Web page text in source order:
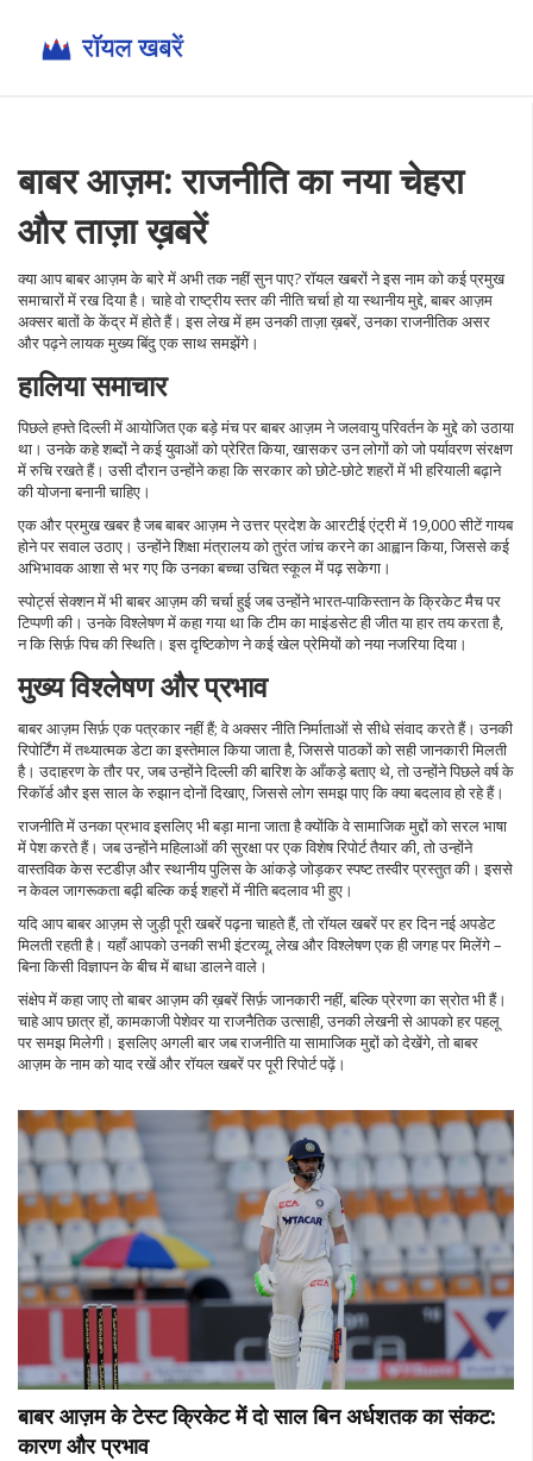
बाबर आज़म: राजनीति का नया चेहरा
और ताज़ा ख़बरें
क्या आप बाबर आज़म के बारे में अभी तक नहीं सुन पाए? रॉयल खबरों ने इस नाम को कई प्रमुख
समाचारों में रख दिया है। चाहे वो राष्ट्रीय स्तर की नीति चर्चा हो या स्थानीय मुद्दे, बाबर आज़म
अक्सर बातों के केंद्र में होते हैं। इस लेख में हम उनकी ताज़ा ख़बरें, उनका राजनीतिक असर
और पढ़ने लायक मुख्य बिंदु एक साथ समझेंगे।
हालिया समाचार
पिछले हफ्ते दिल्ली में आयोजित एक बड़े मंच पर बाबर आज़म ने जलवायु परिवर्तन के मुद्दे को उठाया
था। उनके कहे शब्दों ने कई युवाओं को प्रेरित किया, खासकर उन लोगों को जो पर्यावरण संरक्षण
में रुचि रखते हैं। उसी दौरान उन्होंने कहा कि सरकार को छोटे‑छोटे शहरों में भी हरियाली बढ़ाने
की योजना बनानी चाहिए।
एक और प्रमुख खबर है जब बाबर आज़म ने उत्तर प्रदेश के आरटीई एंट्री में 19,000 सीटें गायब
होने पर सवाल उठाए। उन्होंने शिक्षा मंत्रालय को तुरंत जांच करने का आह्वान किया, जिससे कई
अभिभावक आशा से भर गए कि उनका बच्चा उचित स्कूल में पढ़ सकेगा।
स्पोर्ट्स सेक्शन में भी बाबर आज़म की चर्चा हुई जब उन्होंने भारत‑पाकिस्तान के क्रिकेट मैच पर
टिप्पणी की। उनके विश्लेषण में कहा गया था कि टीम का माइंडसेट ही जीत या हार तय करता है,
न कि सिर्फ़ पिच की स्थिति। इस दृष्टिकोण ने कई खेल प्रेमियों को नया नजरिया दिया।
मुख्य विश्लेषण और प्रभाव
बाबर आज़म सिर्फ़ एक पत्रकार नहीं हैं; वे अक्सर नीति निर्माताओं से सीधे संवाद करते हैं। उनकी
रिपोर्टिंग में तथ्यात्मक डेटा का इस्तेमाल किया जाता है, जिससे पाठकों को सही जानकारी मिलती
है। उदाहरण के तौर पर, जब उन्होंने दिल्ली की बारिश के आँकड़े बताए थे, तो उन्होंने पिछले वर्ष के
रिकॉर्ड और इस साल के रुझान दोनों दिखाए, जिससे लोग समझ पाए कि क्या बदलाव हो रहे हैं।
राजनीति में उनका प्रभाव इसलिए भी बड़ा माना जाता है क्योंकि वे सामाजिक मुद्दों को सरल भाषा
में पेश करते हैं। जब उन्होंने महिलाओं की सुरक्षा पर एक विशेष रिपोर्ट तैयार की, तो उन्होंने
वास्तविक केस स्टडीज़ और स्थानीय पुलिस के आंकड़े जोड़कर स्पष्ट तस्वीर प्रस्तुत की। इससे
न केवल जागरूकता बढ़ी बल्कि कई शहरों में नीति बदलाव भी हुए।
यदि आप बाबर आज़म से जुड़ी पूरी खबरें पढ़ना चाहते हैं, तो रॉयल खबरें पर हर दिन नई अपडेट
मिलती रहती है। यहाँ आपको उनकी सभी इंटरव्यू, लेख और विश्लेषण एक ही जगह पर मिलेंगे –
बिना किसी विज्ञापन के बीच में बाधा डालने वाले।
संक्षेप में कहा जाए तो बाबर आज़म की ख़बरें सिर्फ़ जानकारी नहीं, बल्कि प्रेरणा का स्रोत भी हैं।
चाहे आप छात्र हों, कामकाजी पेशेवर या राजनैतिक उत्साही, उनकी लेखनी से आपको हर पहलू
पर समझ मिलेगी। इसलिए अगली बार जब राजनीति या सामाजिक मुद्दों को देखेंगे, तो बाबर
आज़म के नाम को याद रखें और रॉयल खबरें पर पूरी रिपोर्ट पढ़ें।
बाबर आज़म के टेस्ट क्रिकेट में दो साल बिन अर्धशतक का संकट:
कारण और प्रभाव